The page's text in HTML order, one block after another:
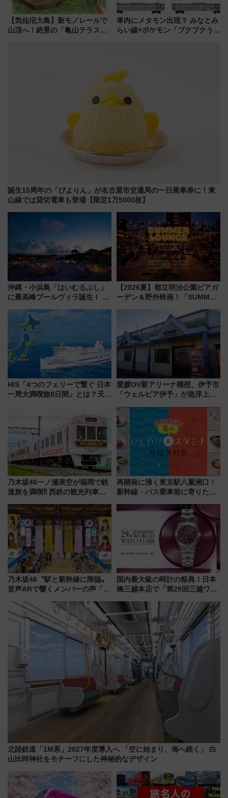
【気仙沼大島】新モノレールで
山頂へ！絶景の「亀山テラス
車内にメタモン出現？ みなとみ
らい線×ポケモン「ブクブクうみ
誕生15周年の「ぴよりん」が名古屋市交通局の一日乗車券に！東
山線では貸切電車も登場【限定1万5000枚】
沖縄・小浜島「はいむるぶし」
に最高峰プールヴィラ誕生！ 石
美旅「何もしない贅沢」を体験
してみない？
【2026夏】都立明治公園ビアガ
ーデン＆野外映画！「SUMMER
ケジュール 夜風とビール、映画
を満喫！
HIS「4つのフェリーで繋ぐ 日本
一周大満喫旅8日間」とは？天橋
の絶景＆限定グルメを網羅！煩
雑な手続きも不要でお手軽に楽
しめるプランが登場
愛媛OV新アリーナ構想、伊予市
「ウェルピア伊予」が急浮上！
で探る鉄道アクセスの未来
乃木坂46一ノ瀬美空が福岡で鉄
道旅を満喫⁈ 西鉄の観光列車
CHIKUGO」で巡る福岡･太宰
府･柳川の旅！YouTubeが公開
に
再開発に沸く東京駅八重洲口！
新幹線・バス乗車前に寄りたい
やり＆スタミナグルメ」6選【新
乃木坂46〝駅と新幹線に降臨〟
音声ARで響くメンバーの声「真
国内最大級の時計の祭典！日本
橋三越本店で「第29回三越ワー
【2026年8月5日～25日】
北陸鉄道「1M系」2027年度導入へ 「空に始まり、海へ続く」 白
山比咩神社をモチーフにした神秘的なデザイン